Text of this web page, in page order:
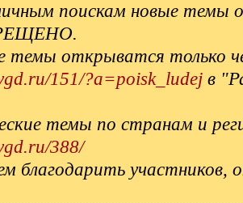
поискам новые темы
темы открыватся только
151/?a=poisk_ludej в
темы по странам и
388/
благодарить участников,